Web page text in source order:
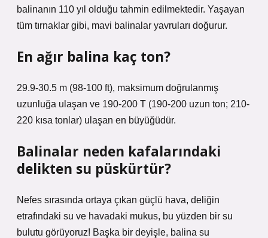
balinanın 110 yıl olduğu tahmin edilmektedir. Yaşayan
tüm tırnaklar gibi, mavi balinalar yavruları doğurur.
En ağır balina kaç ton?
29.9-30.5 m (98-100 ft), maksimum doğrulanmış
uzunluğa ulaşan ve 190-200 T (190-200 uzun ton; 210-
220 kısa tonlar) ulaşan en büyüğüdür.
Balinalar neden kafalarındaki
delikten su püskürtür?
Nefes sırasında ortaya çıkan güçlü hava, deliğin
etrafındaki su ve havadaki mukus, bu yüzden bir su
bulutu görüyoruz! Başka bir deyişle, balina su